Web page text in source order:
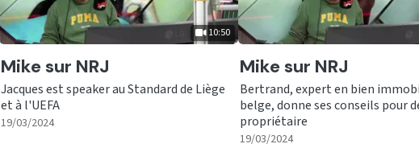
10:50
Ecouter
Mike sur NRJ
Jacques est speaker au Standard de Liège
et à l'UEFA
19/03/2024
Ecouter
Mike sur NRJ
Bertrand, expert en bien
belge, donne ses conseils pour
propriétaire
19/03/2024